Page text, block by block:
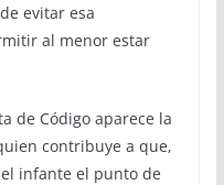
evitar esa
al menor estar
de Código aparece la
contribuye a que,
infante el punto de